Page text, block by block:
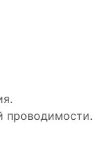
проводимости.